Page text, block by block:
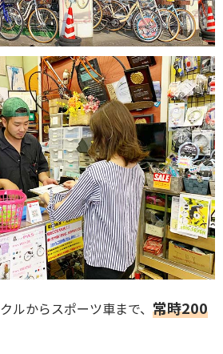
ルからスポーツ車まで、 常時200